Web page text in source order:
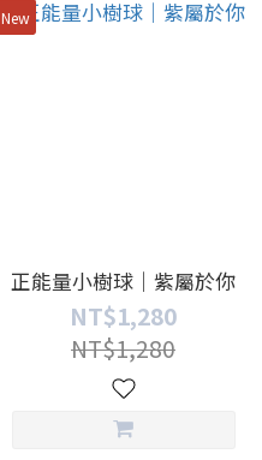
New
正能量小樹球｜紫屬於你
NT$1,280
NT$1,280